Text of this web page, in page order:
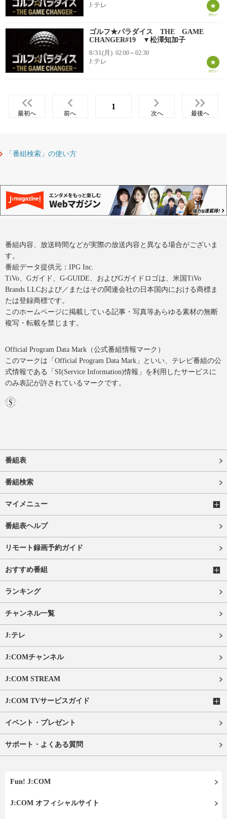
J:テレ
ゴルフ★パラダイス THE GAME
CHANGER#19 ▼松澤知加子
8/31(月) 02:00～02:30
J:テレ
最初へ 前へ
1
次へ 最後へ
「番組検索」の使い方
番組内容、放送時間などが実際の放送内容と異なる場合がございま
す。
番組データ提供元：IPG Inc.
TiVo、Gガイド、G-GUIDE、およびGガイドロゴは、米国TiVo
Brands LLCおよび／またはその関連会社の日本国内における商標ま
たは登録商標です。
このホームページに掲載している記事・写真等あらゆる素材の無断
複写・転載を禁じます。
Official Program Data Mark（公式番組情報マーク）
このマークは「Official Program Data Mark」といい、テレビ番組の公
式情報である「SI(Service Information)情報」を利用したサービスに
のみ表記が許されているマークです。
番組表
番組検索
マイメニュー
番組表ヘルプ
リモート録画予約ガイド
おすすめ番組
ランキング
チャンネル一覧
J:テレ
J:COMチャンネル
J:COM STREAM
J:COM TVサービスガイド
イベント・プレゼント
サポート・よくある質問
Fun! J:COM
J:COM オフィシャルサイト